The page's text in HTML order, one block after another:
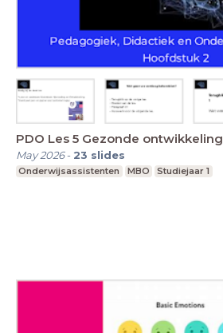
PDO Les 5 Gezonde ontwikkeling
May 2026- 23 slides
Onderwijsassistenten MBO Studiejaar 1